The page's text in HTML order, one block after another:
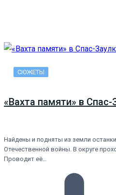
СЮЖЕТЫ
«Вахта памяти» в Спас-
Найдены и подняты из земли
Отечественной войны. В округе
Проводит её…